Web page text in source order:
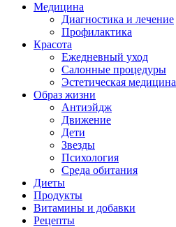
Медицина
Диагностика и лечение
Профилактика
Красота
Ежедневный уход
Салонные процедуры
Эстетическая медицина
Образ жизни
Антиэйдж
Движение
Дети
Звезды
Психология
Среда обитания
Диеты
Продукты
Витамины и добавки
Рецепты